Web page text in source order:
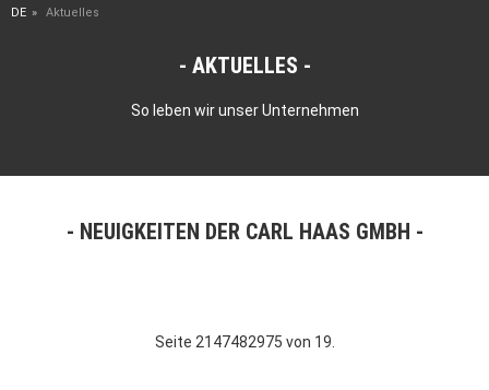
DE Aktuelles
AKTUELLES
So leben wir unser Unternehmen
NEUIGKEITEN DER CARL HAAS GMBH
Seite 2147482975 von 19.